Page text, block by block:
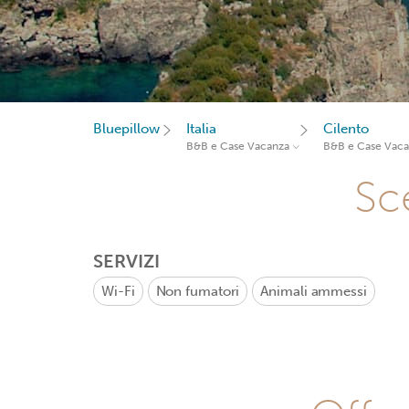
Bluepillow Italia
B&B e Case Vacanza
Cilento
B&B e Case
SERVIZI
Wi-Fi Non fumatori Animali ammessi